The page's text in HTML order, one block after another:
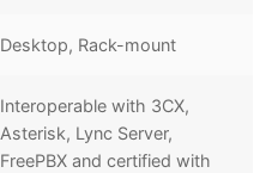
Desktop, Rack-mount
Interoperable with 3CX,
Asterisk, Lync Server,
FreePBX and certified with